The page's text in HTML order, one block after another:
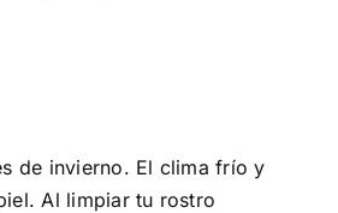
de invierno. El clima frío y
Al limpiar tu rostro